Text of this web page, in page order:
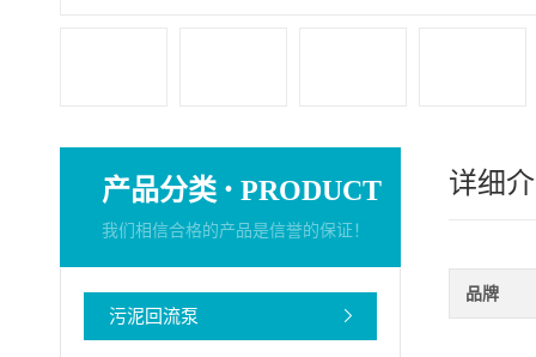
产品分类 · PRODUCT
我们相信合格的产品是信誉的保证！
污泥回流泵
详细
品牌